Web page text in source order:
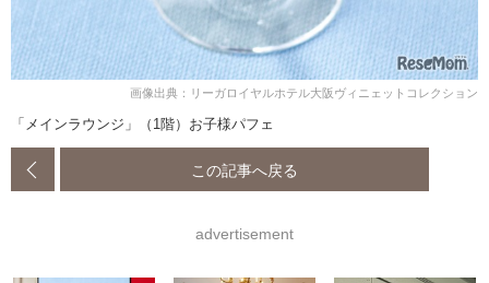
画像出典：リーガロイヤルホテル大阪ヴィニェットコレクション
「メインラウンジ」（1階）お子様パフェ
この記事へ戻る
advertisement